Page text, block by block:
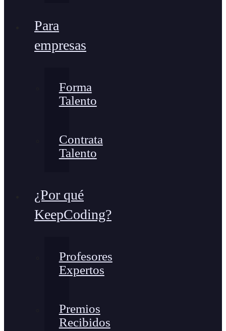
Para
empresas
Forma
Talento
Contrata
Talento
¿Por qué
KeepCoding?
Profesores
Expertos
Premios
Recibidos